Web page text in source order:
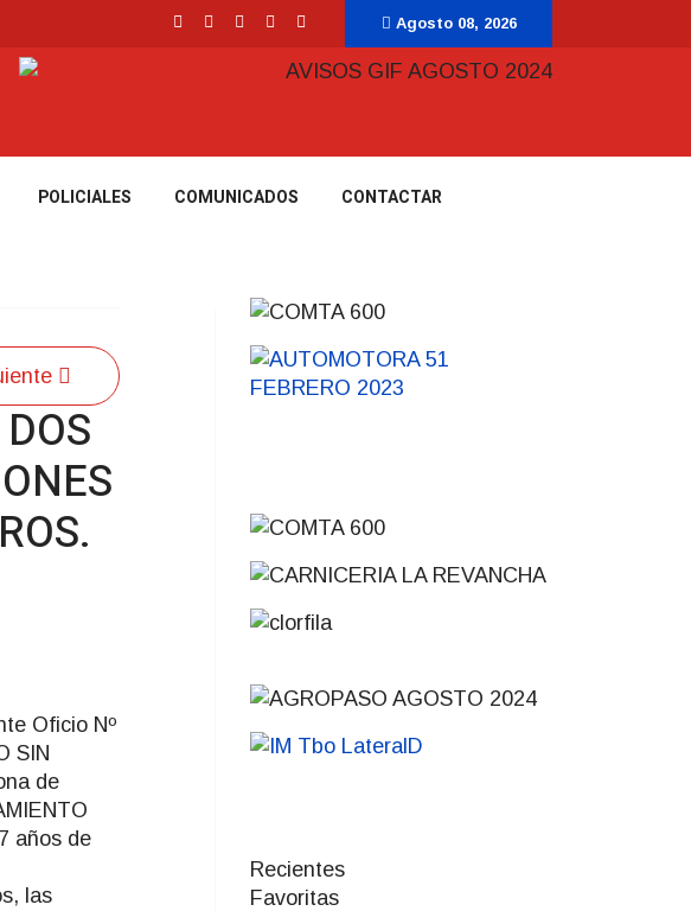
Agosto 08, 2026
POLICIALES COMUNICADOS CONTACTAR
Oficio Nº
SIN
de
años de
las
Recientes
Favoritas